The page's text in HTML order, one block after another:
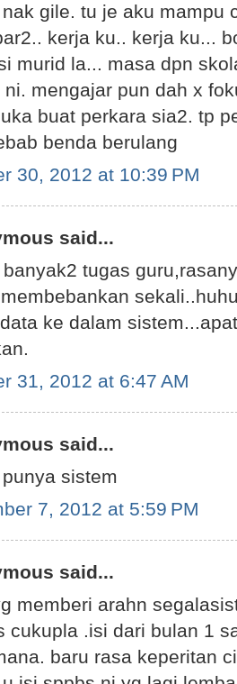
gile. tu je aku mampu
kerja ku.. kerja ku...
murid la... masa dpn
ni. mengajar pun dah x
buat perkara sia2. tp
benda berulang
30, 2012 at 10:39 PM
said...
banyak2 tugas
ke dalam
31, 2012 at 6:47 AM
said...
sistem
7, 2012 at 5:59 PM
said...
memberi arahn
cukupla .isi dari bulan 1
baru rasa keperitan